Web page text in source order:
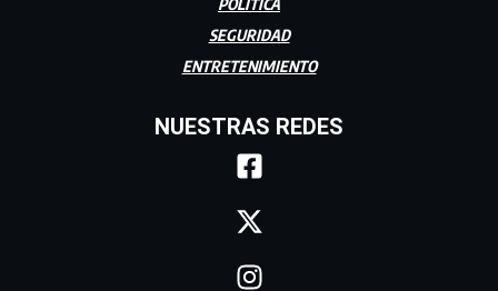
POLÍTICA
SEGURIDAD
ENTRETENIMIENTO
NUESTRAS REDES